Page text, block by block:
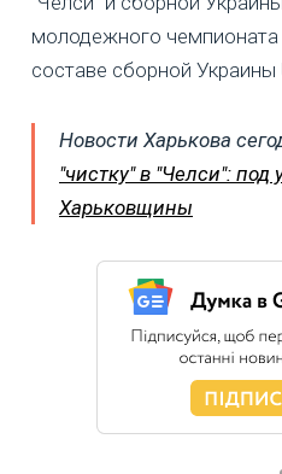
молодежного чемпионата
составе сборной Украины
Новости Харькова
"чистку" в "Челси": под
Харьковщины